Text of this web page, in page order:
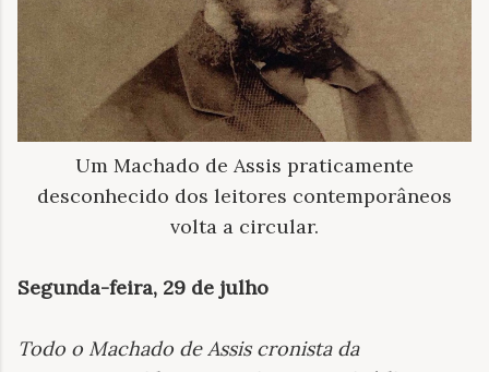
Um Machado de Assis praticamente
desconhecido dos leitores contemporâneos
volta a circular.
Segunda-feira, 29 de julho
Todo o Machado de Assis cronista da